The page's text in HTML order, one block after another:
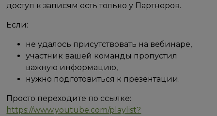
доступ к записям есть только у Партнеров.
Если:
не удалось присутствовать на вебинаре,
участник вашей команды пропустил
важную информацию,
нужно подготовиться к презентации.
Просто переходите по ссылке:
https://www.youtube.com/playlist?